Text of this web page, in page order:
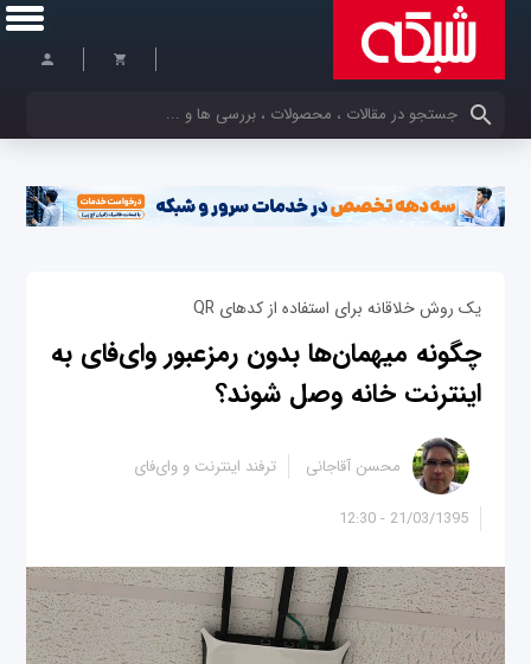
کلمات کلیدی خود را وارد کنید
یک روش خلاقانه برای استفاده از کدهای QR
چگونه میهمان‌ها بدون رمزعبور وای‌فای به
اینترنت خانه وصل شوند؟
21/03/1395 - 12:30
محسن آقاجانی ترفند اینترنت و وای‌فای